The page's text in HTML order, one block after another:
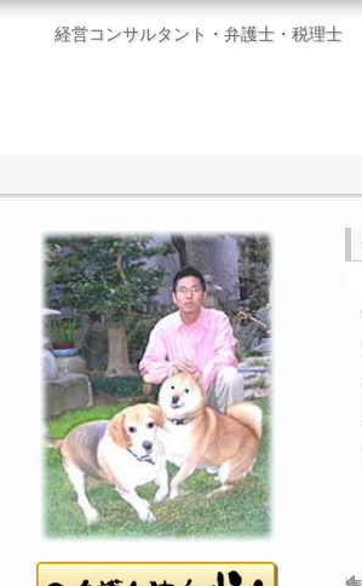
経営コンサルタント・弁護士・税理士